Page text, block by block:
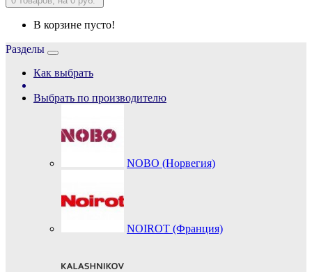
В корзине пусто!
Разделы
Как выбрать
Выбрать по производителю
NOBO (Норвегия)
NOIROT (Франция)